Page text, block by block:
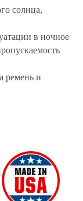
солнца,
в ночное
ремень и